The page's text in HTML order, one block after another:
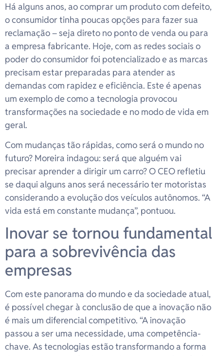
Há alguns anos, ao comprar um produto com defeito,
o consumidor tinha poucas opções para fazer sua
reclamação – seja direto no ponto de venda ou para
a empresa fabricante. Hoje, com as redes sociais o
poder do consumidor foi potencializado e as marcas
precisam estar preparadas para atender as
demandas com rapidez e eficiência. Este é apenas
um exemplo de como a tecnologia provocou
transformações na sociedade e no modo de vida em
geral.
Com mudanças tão rápidas, como será o mundo no
futuro? Moreira indagou: será que alguém vai
precisar aprender a dirigir um carro? O CEO refletiu
se daqui alguns anos será necessário ter motoristas
considerando a evolução dos veículos autônomos. “A
vida está em constante mudança”, pontuou.
Inovar se tornou fundamental
para a sobrevivência das
empresas
Com este panorama do mundo e da sociedade atual,
é possível chegar à conclusão de que a inovação não
é mais um diferencial competitivo. “A inovação
passou a ser uma necessidade, uma competência-
chave. As tecnologias estão transformando a forma